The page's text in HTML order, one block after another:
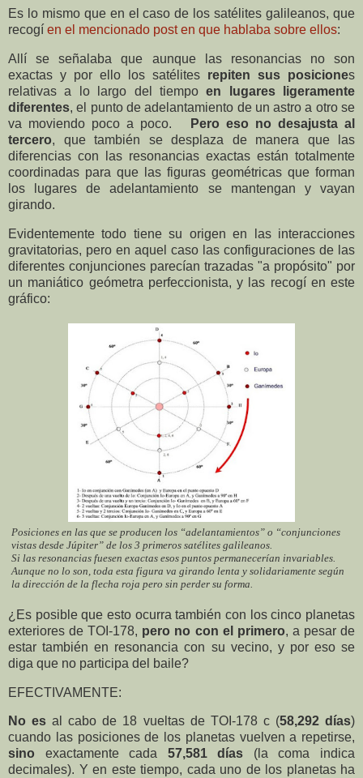
Es lo mismo que en el caso de los satélites galileanos, que
recogí en el mencionado post en que hablaba sobre ellos:
Allí se señalaba que aunque las resonancias no son
exactas y por ello los satélites repiten sus posiciones
relativas a lo largo del tiempoen lugares ligeramente
diferentes, el punto de adelantamiento de un astro a otro se
va moviendo poco a poco.
Pero eso no desajusta al
tercero, que también se desplaza de manera que las
diferencias con las resonancias exactas están totalmente
coordinadas para que las figuras geométricas que forman
los lugares de adelantamiento se mantengan y vayan
girando.
Evidentemente todo tiene su origen en las interacciones
gravitatorias, pero en aquel caso las configuraciones de las
diferentes conjunciones parecían trazadas "a propósito" por
un maniático geómetra perfeccionista, y las recogí en este
gráfico:
Posiciones en las que se producen los “adelantamientos” o “conjunciones
vistas desde Júpiter” de los 3 primeros satélites galileanos.
Si las resonancias fuesen exactas esos puntos permanecerían invariables.
Aunque no lo son, toda esta figura va girando lenta y solidariamente según
la dirección de la flecha roja pero sin perder su forma.
¿Es posible que esto ocurra también con los cinco planetas
exteriores de TOI-178, pero no con el primero, a pesar de
estar también en resonancia con su vecino, y por eso se
diga que no participa del baile?
EFECTIVAMENTE:
No es al cabo de 18 vueltas de TOI-178 c (58,292 días)
cuando las posiciones de los planetas vuelven a repetirse,
sino exactamente cada 57,581 días (la coma indica
decimales). Y en este tiempo, cada uno de los planetas ha